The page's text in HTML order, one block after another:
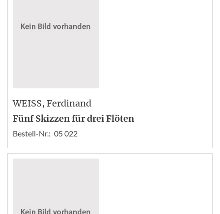
WEISS, Ferdinand
Fünf Skizzen für drei Flöten
Bestell-Nr.: 05 022